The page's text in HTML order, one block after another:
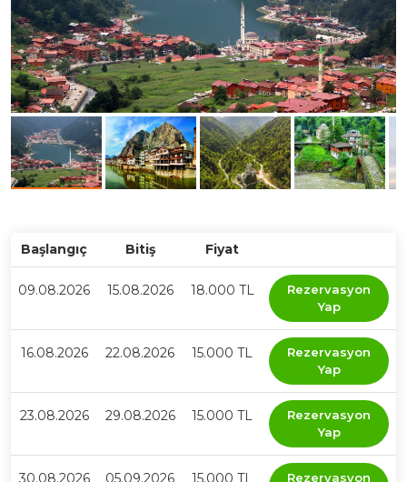
Başlangıç Bitiş Fiyat
09.08.2026 15.08.2026 18.000 TL
Rezervasyon
Yap
16.08.2026 22.08.2026 15.000 TL
Rezervasyon
Yap
23.08.2026 29.08.2026 15.000 TL
Rezervasyon
Yap
30.08.2026 05.09.2026 15.000 TL
Rezervasyon